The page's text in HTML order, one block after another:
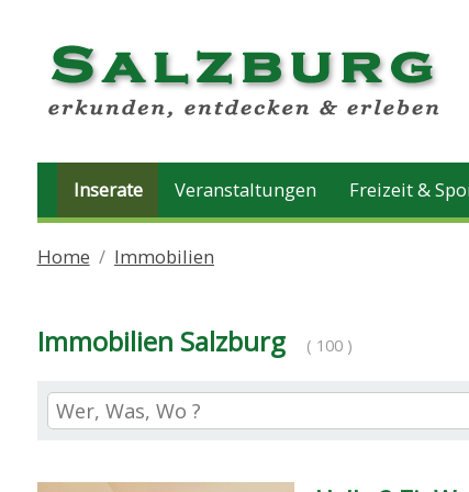
Inserate Veranstaltungen Freizeit &
Home Immobilien
Immobilien Salzburg ( 100 )